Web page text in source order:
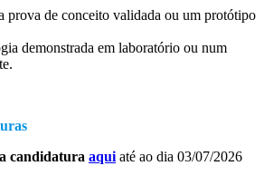
prova de conceito validada ou um protótipo
demonstrada em laboratório ou num
candidatura aqui até ao dia 03/07/2026